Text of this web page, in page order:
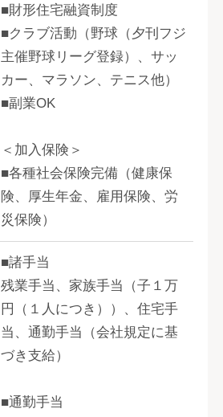
■財形住宅融資制度
■クラブ活動（野球（夕刊フジ
主催野球リーグ登録）、サッ
カー、マラソン、テニス他）
■副業OK
＜加入保険＞
■各種社会保険完備（健康保
険、厚生年金、雇用保険、労
災保険）
■諸手当
残業手当、家族手当（子１万
円（１人につき））、住宅手
当、通勤手当（会社規定に基
づき支給）
■通勤手当